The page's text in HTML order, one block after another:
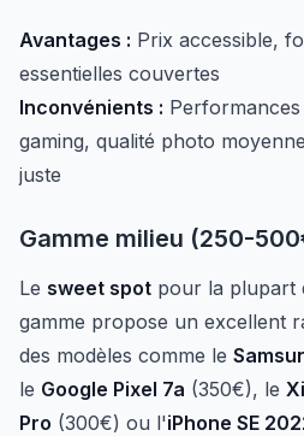
Avantages : Prix accessible,
essentielles couvertes
Inconvénients :
gaming, qualité photo
juste
Gamme milieu (250-
Le sweet spot pour la plupart
gamme propose un excellent
des modèles comme le
le Google Pixel 7a (350€), le
Pro (300€) ou l'iPhone SE